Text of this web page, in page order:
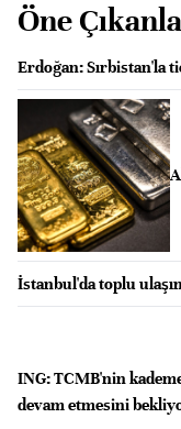
Öne
Erdoğan: Sırbistan'la
İstanbul'da toplu
ING: TCMB'nin
devam etmesini